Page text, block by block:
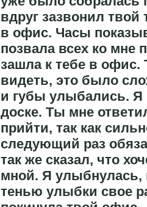
вдруг зазвонил
в офис. Часы
позвала всех ко мне
зашла к тебе в
видеть, это было
и губы улыбались. Я
доске. Ты мне
прийти, так как
следующий раз
так же сказал, что
мной. Я улыбнулась,
тенью улыбки свое